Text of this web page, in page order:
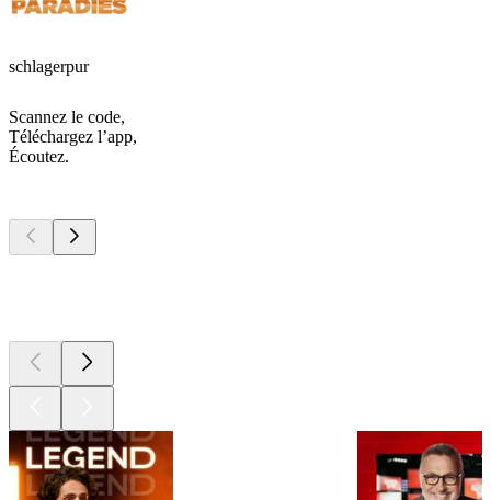
schlagerpur
Scannez le code,
Téléchargez l’app,
Écoutez.